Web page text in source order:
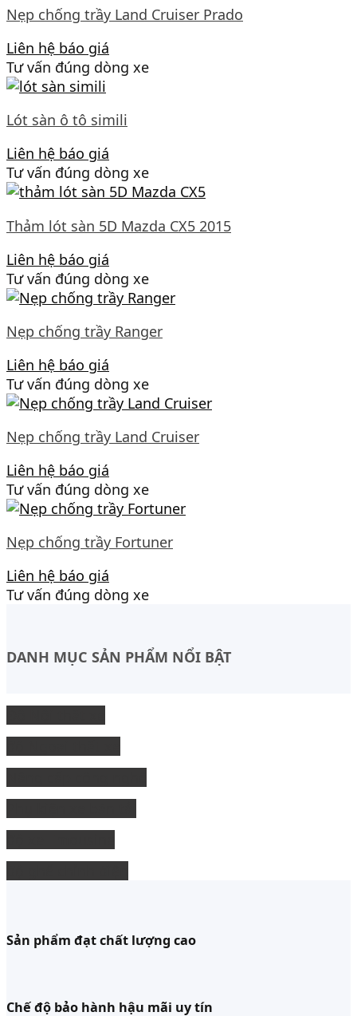
Nẹp chống trầy Land Cruiser Prado
Liên hệ báo giá
Tư vấn đúng dòng xe
Lót sàn ô tô simili
Liên hệ báo giá
Tư vấn đúng dòng xe
Thảm lót sàn 5D Mazda CX5 2015
Liên hệ báo giá
Tư vấn đúng dòng xe
Nẹp chống trầy Ranger
Liên hệ báo giá
Tư vấn đúng dòng xe
Nẹp chống trầy Land Cruiser
Liên hệ báo giá
Tư vấn đúng dòng xe
Nẹp chống trầy Fortuner
Liên hệ báo giá
Tư vấn đúng dòng xe
DANH MỤC SẢN PHẨM NỔI BẬT
Sản phẩm đạt chất lượng cao
Chế độ bảo hành hậu mãi uy tín